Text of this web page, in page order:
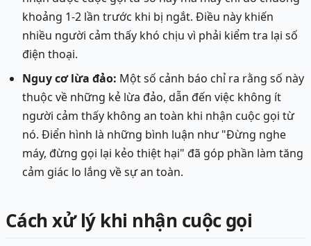
khoảng 1-2 lần trước khi bị ngắt. Điều này khiến
nhiều người cảm thấy khó chịu vì phải kiểm tra lại số
điện thoại.
Nguy cơ lừa đảo: Một số cảnh báo chỉ ra rằng số này
thuộc về những kẻ lừa đảo, dẫn đến việc không ít
người cảm thấy không an toàn khi nhận cuộc gọi từ
nó. Điển hình là những bình luận như "Đừng nghe
máy, đừng gọi lại kẻo thiệt hại" đã góp phần làm tăng
cảm giác lo lắng về sự an toàn.
Cách xử lý khi nhận cuộc gọi